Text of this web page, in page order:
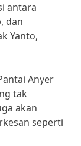
antara
dan
Yanto,
Anyer
tak
akan
seperti